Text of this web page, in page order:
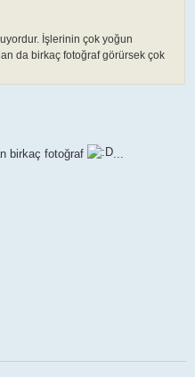
İşlerinin çok yoğun
da birkaç fotoğraf görürsek çok
birkaç fotoğraf